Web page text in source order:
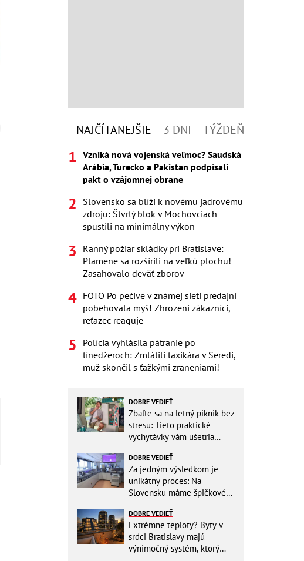
NAJČÍTANEJŠIE 3 DNI TÝŽDEŇ
Vzniká nová vojenská veľmoc? Saudská
Arábia, Turecko a Pakistan podpísali
pakt o vzájomnej obrane
Slovensko sa blíži k novému jadrovému
zdroju: Štvrtý blok v Mochovciach
spustili na minimálny výkon
Ranný požiar skládky pri Bratislave:
Plamene sa rozšírili na veľkú plochu!
Zasahovalo deväť zborov
FOTO Po pečive v známej sieti predajní
pobehovala myš! Zhrození zákazníci,
reťazec reaguje
Polícia vyhlásila pátranie po
tínedžeroch: Zmlátili taxikára v Seredi,
muž skončil s ťažkými zraneniami!
DOBRE VEDIEŤ
Zbaľte sa na letný piknik bez
stresu: Tieto praktické
vychytávky vám ušetria
DOBRE VEDIEŤ
Za jedným výsledkom je
unikátny proces: Na
Slovensku máme špičkové
DOBRE VEDIEŤ
Extrémne teploty? Byty v
srdci Bratislavy majú
výnimočný systém, ktorý